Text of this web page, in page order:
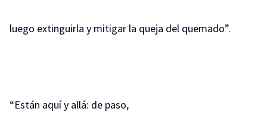
luego extinguirla y mitigar la queja del quemado”.
“Están aquí y allá: de paso,